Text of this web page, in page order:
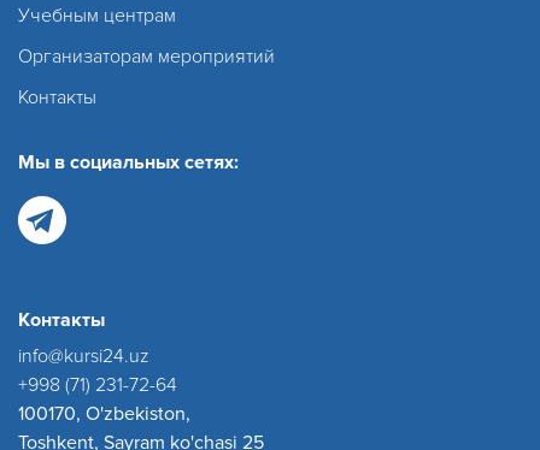
Учебным центрам
Организаторам мероприятий
Контакты
Мы в социальных сетях:
Контакты
info@kursi24.uz
+998 (71) 231-72-64
100170, O'zbekiston,
Toshkent, Sayram ko'chasi 25